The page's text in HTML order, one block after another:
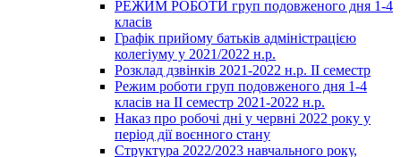
РЕЖИМ РОБОТИ груп подовженого дня 1-4
класів
Графік прийому батьків адміністрацією
колегіуму у 2021/2022 н.р.
Розклад дзвінків 2021-2022 н.р. ІІ семестр
Режим роботи груп подовженого дня 1-4
класів на ІІ семестр 2021-2022 н.р.
Наказ про робочі дні у червні 2022 року у
період дії воєнного стану
Структура 2022/2023 навчального року,